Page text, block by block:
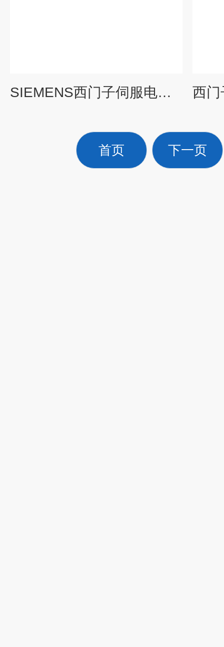
SIEMENS西门子伺服电机维修小窍门
首页 下一页